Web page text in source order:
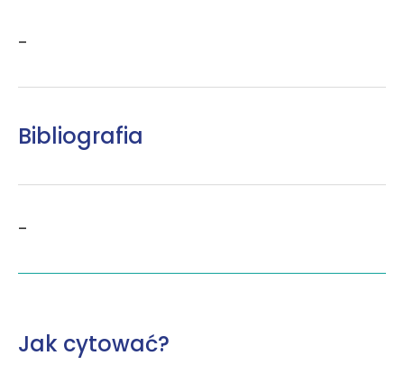
–
Bibliografia
–
Jak cytować?